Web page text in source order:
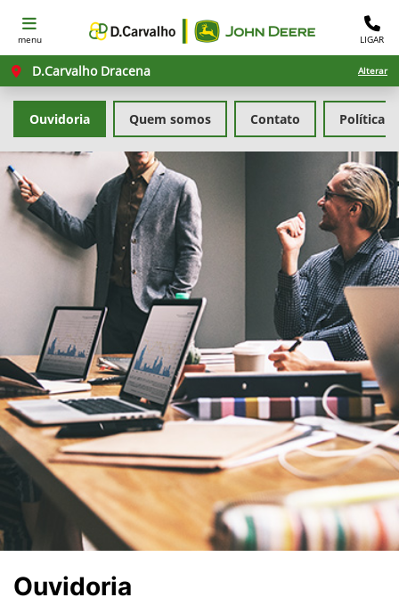
menu LIGAR
D.Carvalho Dracena Alterar
Quem somos Contato
Ouvidoria Política
Ouvidoria